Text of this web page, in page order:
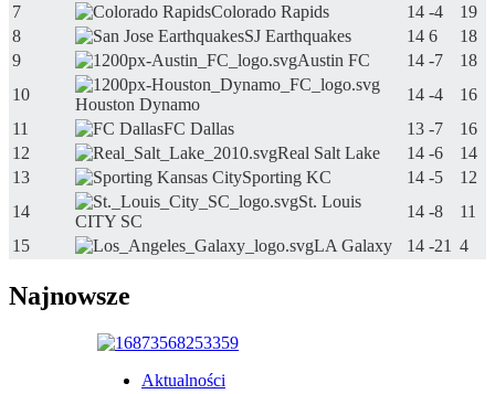
7
Colorado Rapids 14 -4
19
8
SJ Earthquakes 14 6
18
9
Austin FC 14 -7
18
10
Houston Dynamo
14 -4
16
11
FC Dallas 13 -7
16
12
Real Salt Lake 14 -6
14
13
Sporting KC 14 -5
12
14
St. Louis
CITY SC
14 -8
11
15
LA Galaxy 14 -21 4
Najnowsze
Aktualności